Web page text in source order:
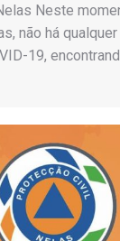
Neste
não há
19,